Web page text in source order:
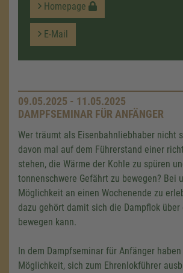
Homepage
E-Mail
09.05.2025 - 11.05.2025
DAMPFSEMINAR FÜR ANFÄNGER
Wer träumt als Eisenbahnliebhaber nicht
davon mal auf dem Führerstand einer
stehen, die Wärme der Kohle zu spüren
tonnenschwere Gefährt zu bewegen? Bei
Möglichkeit an einen Wochenende zu
dazu gehört damit sich die Dampflok über
bewegen kann.
In dem Dampfseminar für Anfänger haben
Möglichkeit, sich zum Ehrenlokführer